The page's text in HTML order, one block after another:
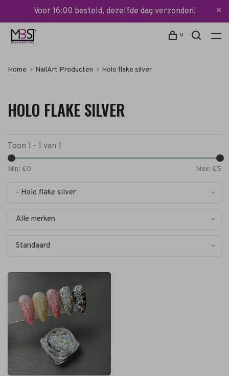
Voor 16:00 besteld, dezelfde dag verzonden!
0
Home NailArt Producten Holo flake silver
HOLO FLAKE SILVER
Toon 1 - 1 van 1
Min: €0 Max: €5
- Holo flake silver
Alle merken
Standaard